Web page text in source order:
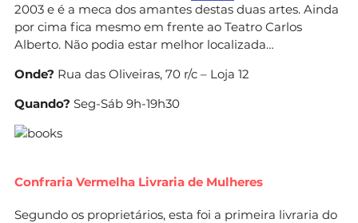
2003 e é a meca dos amantes destas duas artes. Ainda
por cima fica mesmo em frente ao Teatro Carlos
Alberto. Não podia estar melhor localizada…
Onde? Rua das Oliveiras, 70 r/c – Loja 12
Quando? Seg-Sáb 9h-19h30
Confraria Vermelha Livraria de Mulheres
Segundo os proprietários, esta foi a primeira livraria do